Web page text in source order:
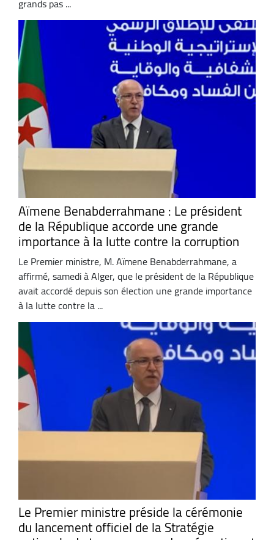
grands pas ...
Aïmene Benabderrahmane : Le président
de la République accorde une grande
importance à la lutte contre la corruption
Le Premier ministre, M. Aïmene Benabderrahmane, a
affirmé, samedi à Alger, que le président de la République
avait accordé depuis son élection une grande importance
à la lutte contre la ...
Le Premier ministre préside la cérémonie
du lancement officiel de la Stratégie